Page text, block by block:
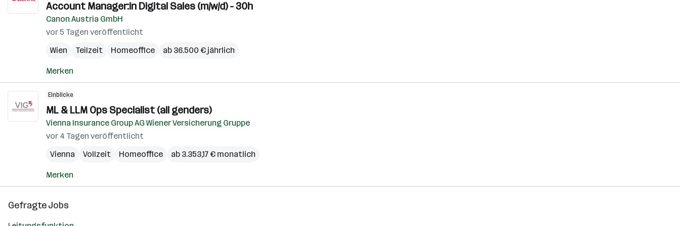
Account Manager:in Digital Sales (m/w/d) - 30h
Canon Austria GmbH
vor 5 Tagen veröffentlicht
Wien
Teilzeit Homeoffice ab 36.500 € jährlich
Merken
Einblicke
ML & LLM Ops Specialist (all genders)
Vienna Insurance Group AG Wiener Versicherung Gruppe
vor 4 Tagen veröffentlicht
Vienna
Vollzeit Homeoffice ab 3.353,17 € monatlich
Merken
Gefragte Jobs